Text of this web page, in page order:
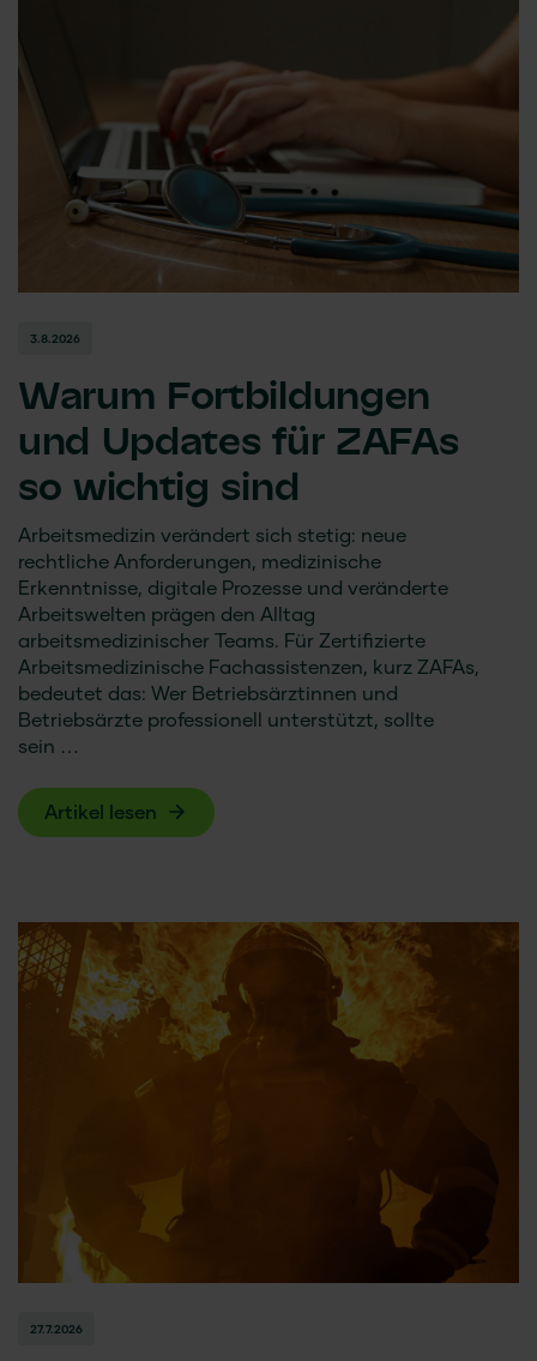
3.8.2026
Warum Fortbildungen
und Updates für ZAFAs
so wichtig sind
Arbeitsmedizin verändert sich stetig: neue
rechtliche Anforderungen, medizinische
Erkenntnisse, digitale Prozesse und veränderte
Arbeitswelten prägen den Alltag
arbeitsmedizinischer Teams. Für Zertifizierte
Arbeitsmedizinische Fachassistenzen, kurz ZAFAs,
bedeutet das: Wer Betriebsärztinnen und
Betriebsärzte professionell unterstützt, sollte
sein …
Artikel lesen
27.7.2026